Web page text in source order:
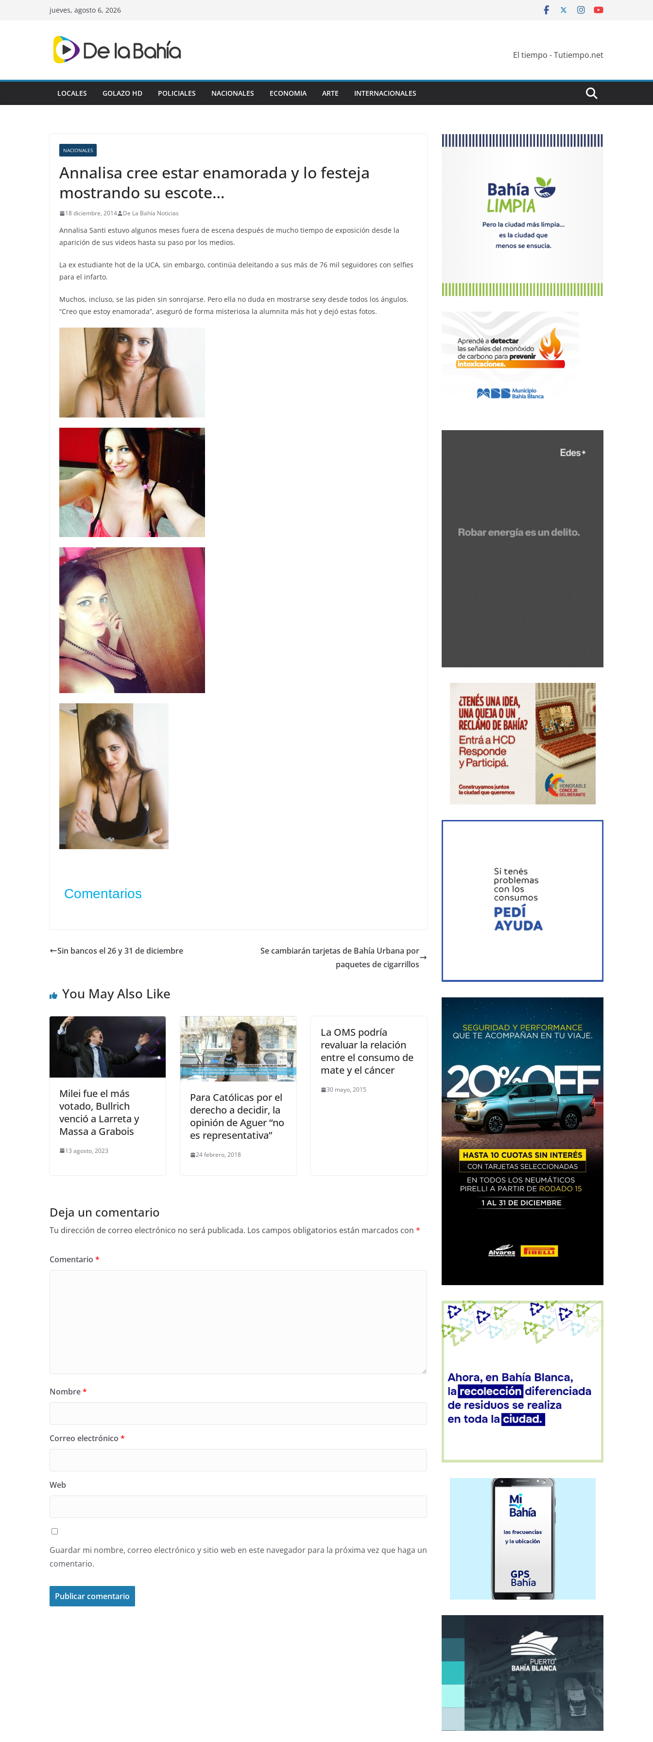
jueves, agosto 6, 2026
El tiempo - Tutiempo.net
LOCALES GOLAZO HD POLICIALES NACIONALES ECONOMIA ARTE INTERNACIONALES
NACIONALES
Annalisa cree estar enamorada y lo festeja
mostrando su escote…
18 diciembre, 2014 De La Bahía Noticias
Annalisa Santi estuvo algunos meses fuera de escena después de mucho tiempo de exposición desde la
aparición de sus videos hasta su paso por los medios.
La ex estudiante hot de la UCA, sin embargo, continúa deleitando a sus más de 76 mil seguidores con selfies
para el infarto.
Muchos, incluso, se las piden sin sonrojarse. Pero ella no duda en mostrarse sexy desde todos los ángulos.
“Creo que estoy enamorada”, aseguró de forma misteriosa la alumnita más hot y dejó estas fotos.
Comentarios
Sin bancos el 26 y 31 de diciembre
Se cambiarán tarjetas de Bahía Urbana por
paquetes de cigarrillos
You May Also Like
Milei fue el más
votado, Bullrich
venció a Larreta y
Massa a Grabois
13 agosto, 2023
Para Católicas por el
derecho a decidir, la
opinión de Aguer “no
es representativa”
24 febrero, 2018
La OMS podría
revaluar la relación
entre el consumo de
mate y el cáncer
30 mayo, 2015
Deja un comentario
Tu dirección de correo electrónico no será publicada. Los campos obligatorios están marcados con *
Comentario *
Nombre*
Correo electrónico *
Web
Guardar mi nombre, correo electrónico y sitio web en este navegador para la próxima vez que haga un
comentario.